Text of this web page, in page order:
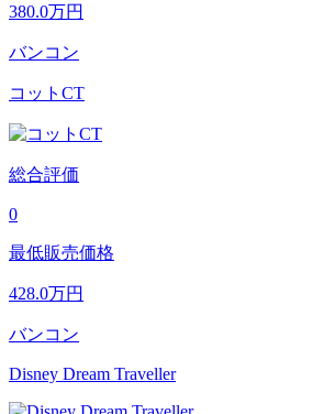
380.0万円
バンコン
コットCT
総合評価
0
最低販売価格
428.0万円
バンコン
Disney Dream Traveller